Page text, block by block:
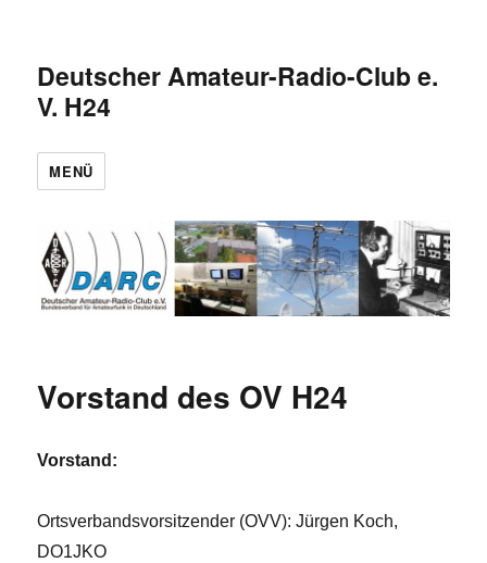
Deutscher Amateur-Radio-Club e.
V. H24
MENÜ
Vorstand des OV H24
Vorstand:
Ortsverbandsvorsitzender (OVV): Jürgen Koch,
DO1JKO